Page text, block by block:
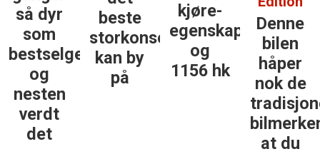
så dyr
som
bestselgerne
og
nesten
verdt
det
beste
storkonsernet
kan by
på
kjøre­
egenskaper
og
1156 hk
Denne
bilen
håper
nok de
at du